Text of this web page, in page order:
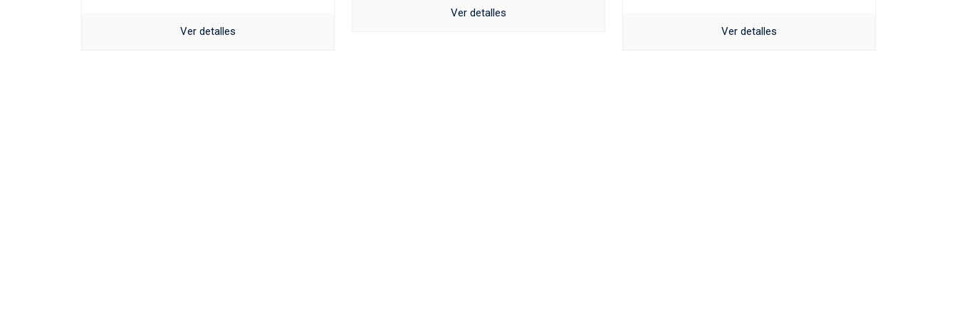
Ver detalles
Ver detalles
Ver detalles